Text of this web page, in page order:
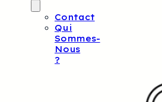
Contact
Qui
Sommes-
Nous
?